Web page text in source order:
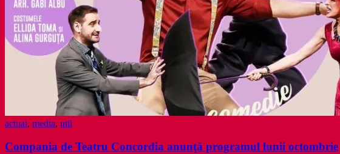
actual, media, util
Compania de Teatru Concordia anunţă programul lunii octombrie